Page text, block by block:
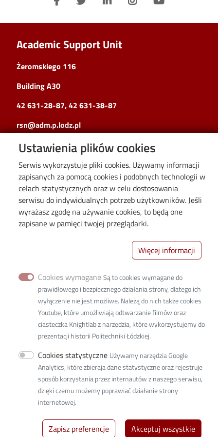
Ustawienia plików cookies
Serwis wykorzystuje pliki cookies. Używamy informacji
zapisanych za pomocą cookies i podobnych technologii w
celach statystycznych oraz w celu dostosowania
serwisu do indywidualnych potrzeb użytkowników. Jeśli
wyrażasz zgodę na używanie cookies, to będą one
zapisane w pamięci twojej przeglądarki.
Więcej informacji
Cookies wymaganeSą to cookies wymagane do
prawidłowego i bezpiecznego działania strony, dlatego ich
wyłączenie nie jest możliwe. Należą do nich także cookies
Youtube, które umożliwiają odtwarzanie filmów oraz
ciasteczka Knightlab z narzędzia, które wykorzystujemy do
prezentacji historii Politechniki Łódzkiej.
Cookies statystyczne Używamy narzędzia Google
Analytics, które zbieraja dane statystyczne oraz rejestruje
sposób korzystania przez internautów z naszego serwisu,
dzięki czemu możemy poprawiać działanie strony
internetowej.
Zapisz preferencje Akceptuj wszystkie
Academic Support Unit
Żeromskiego 116
Building A30
42 631-28-87,42 631-38-87
rsn@adm.p.lodz.pl
Image
© 2026Lodz University of Technology